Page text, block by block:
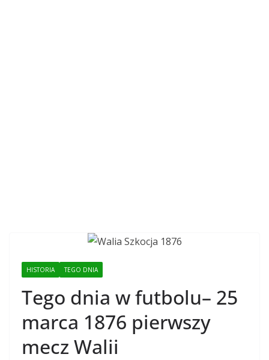
HISTORIA TEGO DNIA
Tego dnia w futbolu– 25
marca 1876 pierwszy
mecz Walii